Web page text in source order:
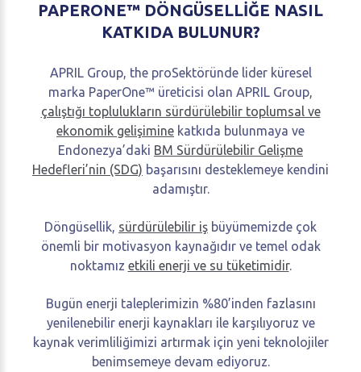
PAPERONE™ DÖNGÜSELLİĞE NASIL
KATKIDA BULUNUR?
APRIL Group, the proSektöründe lider küresel
marka PaperOne™ üreticisi olan APRIL Group,
çalıştığı toplulukların sürdürülebilir toplumsal ve
ekonomik gelişimine katkıda bulunmaya ve
Endonezya’daki BM Sürdürülebilir Gelişme
Hedefleri’nin (SDG) başarısını desteklemeye kendini
adamıştır.
Döngüsellik, sürdürülebilir iş büyümemizde çok
önemli bir motivasyon kaynağıdır ve temel odak
noktamız etkili enerji ve su tüketimidir.
Bugün enerji taleplerimizin %80’inden fazlasını
yenilenebilir enerji kaynakları ile karşılıyoruz ve
kaynak verimliliğimizi artırmak için yeni teknolojiler
benimsemeye devam ediyoruz.